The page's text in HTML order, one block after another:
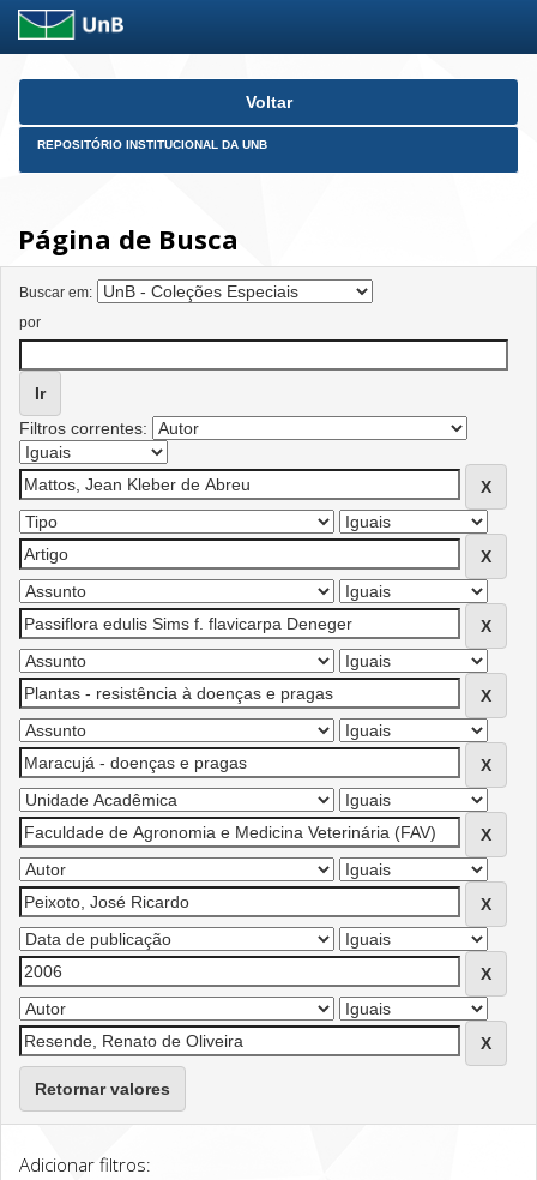
Skip
Voltar
REPOSITÓRIO INSTITUCIONAL DA UNB
Página de Busca
Buscar em:
por
Filtros correntes:
Retornar valores
Adicionar filtros: